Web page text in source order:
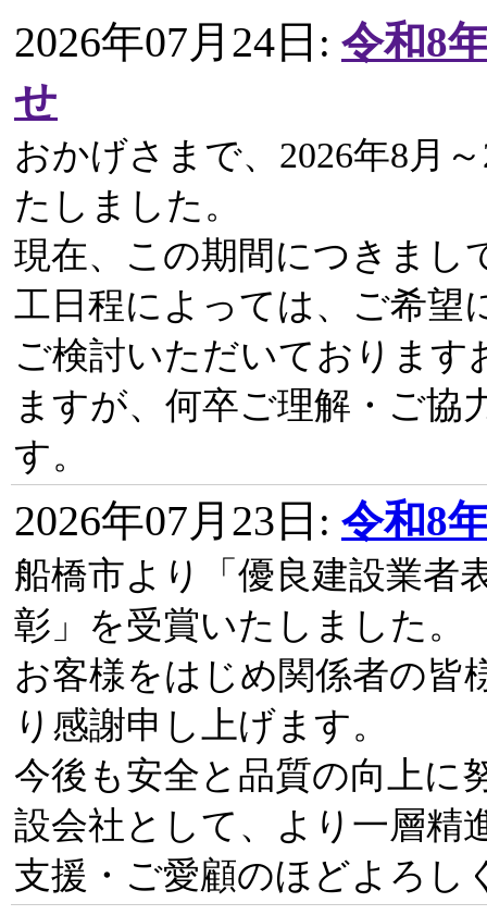
2026年07月24日 : 令和8
せ
おかげさまで、2026年8月
たしました。
現在、この期間につきまし
工日程によっては、ご希望
ご検討いただいておりま
ますが、何卒ご理解・ご
す。
2026年07月23日 : 令和8
船橋市より「優良建設業者
彰」を受賞いたしました。
お客様をはじめ関係者の皆
り感謝申し上げます。
今後も安全と品質の向上に
設会社として、より一層精
支援・ご愛顧のほどよろし